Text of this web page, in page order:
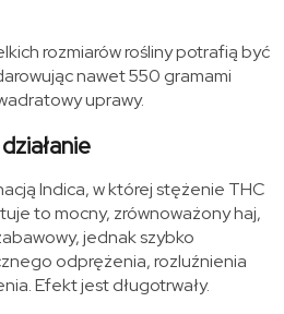
rozmiarów rośliny potrafią być
nawet 550 gramami
uprawy.
Indica, w której stężenie THC
to mocny, zrównoważony haj,
jednak szybko
odprężenia, rozluźnienia
Efekt jest długotrwały.